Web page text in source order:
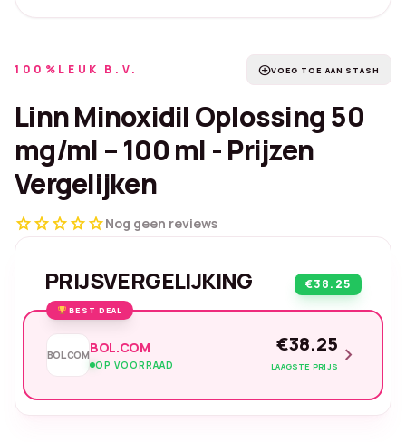
100%LEUK B.V. add_circleVOEG TOE AAN STASH
Linn Minoxidil Oplossing 50
mg/ml – 100 ml - Prijzen
Vergelijken
starstarstarstarstarNog geen reviews
PRIJSVERGELIJKING €38.25
BEST DEAL
BOL.COMBOL.COM
OP VOORRAAD
€38.25
LAAGSTE PRIJS chevron_right